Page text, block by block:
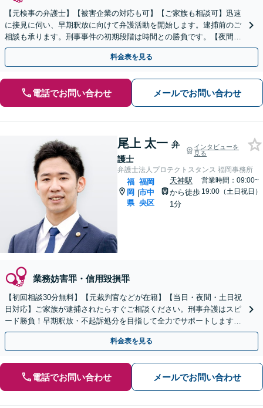
【元検事の弁護士】【被害企業の対応も可】【ご家族も相談可】迅速
に接見に伺い、早期釈放に向けて弁護活動を開始します。逮捕前のご
相談も承ります。刑事事件の初期段階は時間との勝負です。【夜間・
休日対応】【完全個室】【天神駅3分】
料金表を見る
電話でお問い合わせ メールでお問い合わせ
尾上 太一 弁
護士
インタビューを
見る
弁護士法人プロテクトスタンス 福岡事務所
福
岡
県
|
福岡
市中
央区
天神駅
から徒歩
1分
営業時間：09:00~
19:00（土日祝日）
業務妨害罪・信用毀損罪
【初回相談30分無料】【元裁判官などが在籍】【当日・夜間・土日祝
日対応】ご家族が逮捕されたらすぐご相談ください。刑事弁護はスピ
ード勝負！早期釈放・不起訴処分を目指して全力でサポートします。
【スピード対応】
料金表を見る
電話でお問い合わせ メールでお問い合わせ